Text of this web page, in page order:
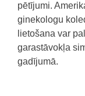
pētījumi.
ginekologu
lietošana var
garastāvokļa
gadījumā.